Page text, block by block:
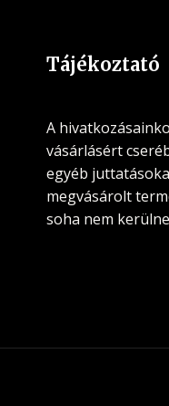
Tájékoztató
A
vásárlásért
egyéb
megvásárolt
soha nem